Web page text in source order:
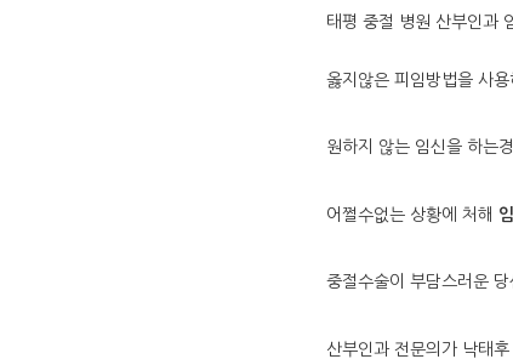
태평 중절 병원 산부인과
옳지않은 피임방법을 사
원하지 않는 임신을 하는
어쩔수없는 상황에 처해
중절수술이 부담스러운
산부인과 전문의가 낙태